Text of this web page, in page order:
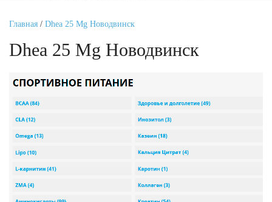
Главная / Dhea 25 Mg Новодвинск
Dhea 25 Mg Новодвинск